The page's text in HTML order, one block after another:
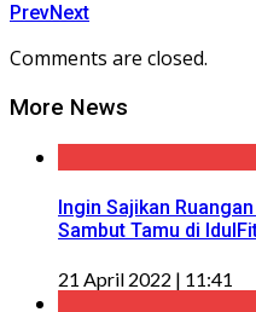
PrevNext
Comments are closed.
More News
Ingin Sajikan
Sambut Tamu di
21 April 2022 | 11:41